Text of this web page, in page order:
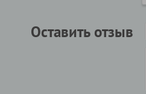
Оставить отзыв